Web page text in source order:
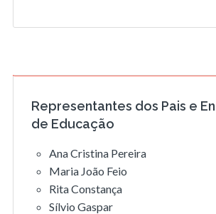
Representantes dos Pais e
de Educação
Ana Cristina Pereira
Maria João Feio
Rita Constança
Sílvio Gaspar